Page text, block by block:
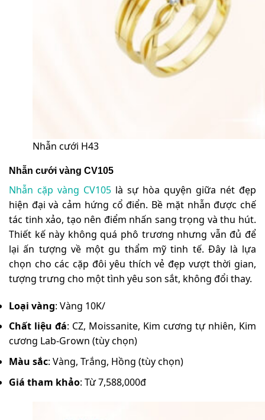
Nhẫn cưới H43
Nhẫn cưới vàng CV105
Nhẫn cặp vàng CV105 là sự hòa quyện giữa nét đẹp
hiện đại và cảm hứng cổ điển. Bề mặt nhẫn được chế
tác tinh xảo, tạo nên điểm nhấn sang trọng và thu hút.
Thiết kế này không quá phô trương nhưng vẫn đủ để
lại ấn tượng về một gu thẩm mỹ tinh tế. Đây là lựa
chọn cho các cặp đôi yêu thích vẻ đẹp vượt thời gian,
tượng trưng cho một tình yêu son sắt, không đổi thay.
Loại vàng: Vàng 10K/
Chất liệu đá: CZ, Moissanite, Kim cương tự nhiên, Kim
cương Lab-Grown (tùy chọn)
Màu sắc: Vàng, Trắng, Hồng (tùy chọn)
Giá tham khảo: Từ 7,588,000đ